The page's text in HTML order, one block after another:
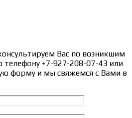
Вас по возникшим
телефону +7-927-208-07-43 или
форму и мы свяжемся с Вами в